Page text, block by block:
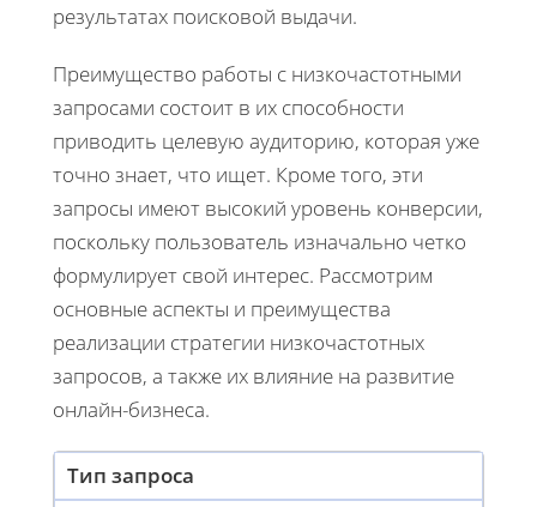
результатах поисковой выдачи.
Преимущество работы с низкочастотными
запросами состоит в их способности
приводить целевую аудиторию, которая уже
точно знает, что ищет. Кроме того, эти
запросы имеют высокий уровень конверсии,
поскольку пользователь изначально четко
формулирует свой интерес. Рассмотрим
основные аспекты и преимущества
реализации стратегии низкочастотных
запросов, а также их влияние на развитие
онлайн-бизнеса.
Тип запроса